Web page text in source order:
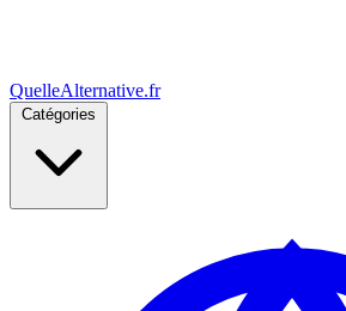
QuelleAlternative.fr